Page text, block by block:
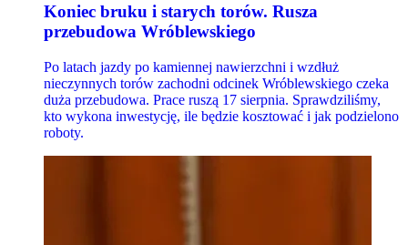
Koniec bruku i starych torów. Rusza
przebudowa Wróblewskiego
Po latach jazdy po kamiennej nawierzchni i wzdłuż
nieczynnych torów zachodni odcinek Wróblewskiego czeka
duża przebudowa. Prace ruszą 17 sierpnia. Sprawdziliśmy,
kto wykona inwestycję, ile będzie kosztować i jak podzielono
roboty.